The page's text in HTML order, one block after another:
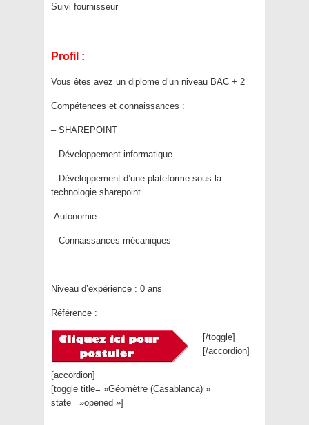
Suivi fournisseur
Profil :
Vous êtes avez un diplome d’un niveau BAC + 2
Compétences et connaissances :
– SHAREPOINT
– Développement informatique
– Développement d’une plateforme sous la
technologie sharepoint
-Autonomie
– Connaissances mécaniques
Niveau d’expérience : 0 ans
Référence :
[/toggle]
[/accordion]
[accordion]
[toggle title= »Géomètre (Casablanca) »
state= »opened »]